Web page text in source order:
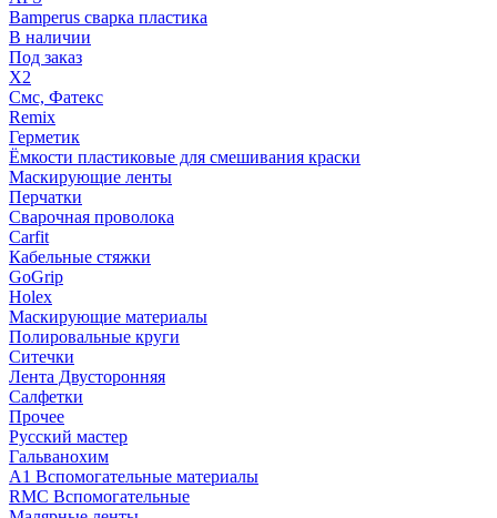
Bamperus сварка пластика
В наличии
Под заказ
X2
Смс, Фатекс
Remix
Герметик
Ёмкости пластиковые для смешивания краски
Маскирующие ленты
Перчатки
Сварочная проволока
Carfit
Кабельные стяжки
GoGrip
Holex
Маскирующие материалы
Полировальные круги
Ситечки
Лента Двусторонняя
Салфетки
Прочее
Русский мастер
Гальванохим
А1 Вспомогательные материалы
RMC Вспомогательные